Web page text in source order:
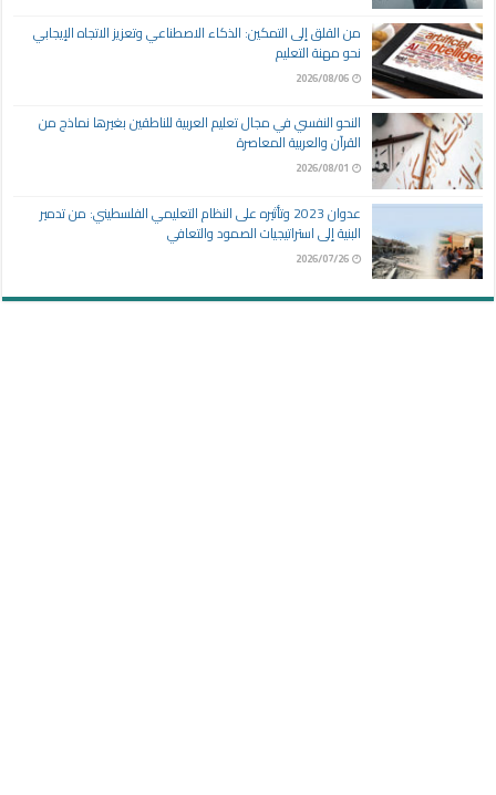
من القلق إلى التمكين: الذكاء الاصطناعي وتعزيز الاتجاه الإيجابي
نحو مهنة التعليم
2026/08/06
النحو النفسي في مجال تعليم العربية للناطقين بغيرها نماذج من
القرآن والعربية المعاصرة
2026/08/01
عدوان 2023 وتأثيره على النظام التعليمي الفلسطيني: من تدمير
البنية إلى استراتيجيات الصمود والتعافي
2026/07/26